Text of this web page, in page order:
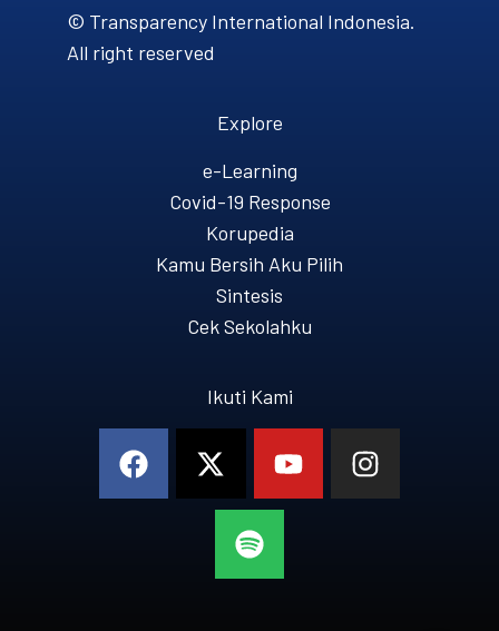
© Transparency International Indonesia.
All right reserved
Explore
e-Learning
Covid-19 Response
Korupedia
Kamu Bersih Aku Pilih
Sintesis
Cek Sekolahku
Ikuti Kami